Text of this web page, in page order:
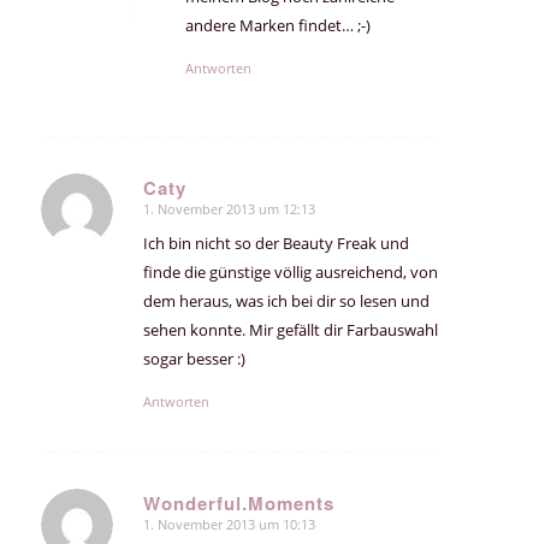
andere Marken findet… ;-)
Antworten
Caty
sagte:
1. November 2013 um 12:13
Ich bin nicht so der Beauty Freak und
finde die günstige völlig ausreichend, von
dem heraus, was ich bei dir so lesen und
sehen konnte. Mir gefällt dir Farbauswahl
sogar besser :)
Antworten
Wonderful.Moments
sagte:
1. November 2013 um 10:13